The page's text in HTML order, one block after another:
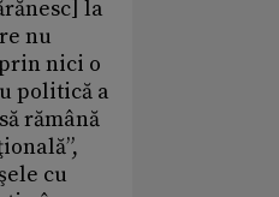
la
nu
nici o
politică a
rămână
cu